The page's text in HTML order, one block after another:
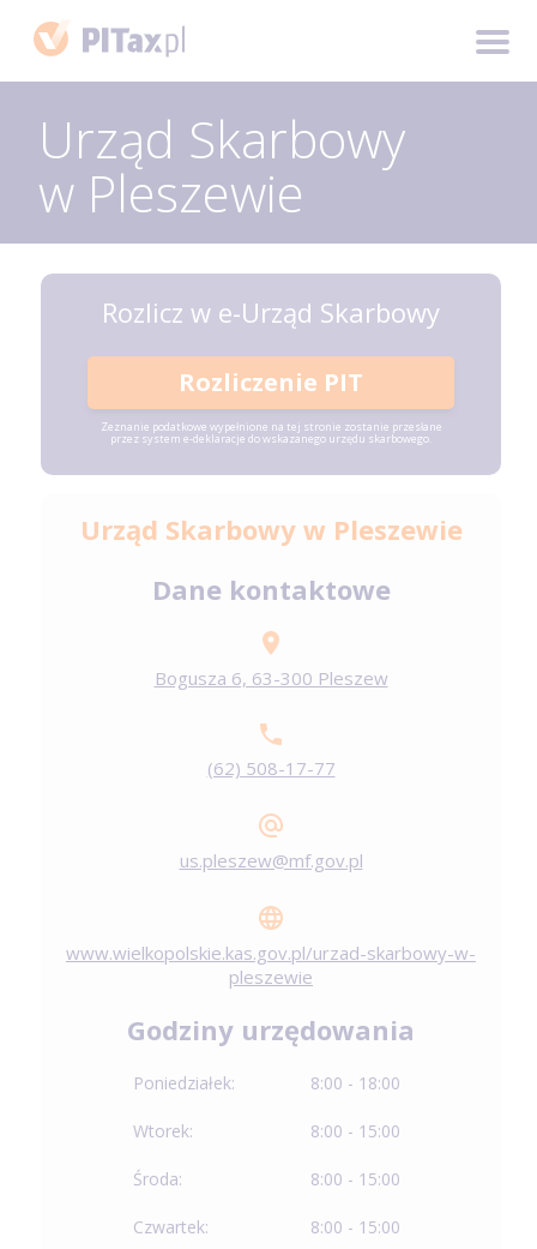
Urząd Skarbowy
w Pleszewie
Rozlicz w e-Urząd Skarbowy
Rozliczenie PIT
Zeznanie podatkowe wypełnione na tej stronie zostanie przesłane
przez system e-deklaracje do wskazanego urzędu skarbowego.
Urząd Skarbowy w Pleszewie
Dane kontaktowe
Bogusza 6, 63-300 Pleszew
(62) 508-17-77
us.pleszew@mf.gov.pl
www.wielkopolskie.kas.gov.pl/urzad-skarbowy-w-
pleszewie
Godziny urzędowania
Poniedziałek: 8:00 - 18:00
Wtorek: 8:00 - 15:00
Środa: 8:00 - 15:00
Czwartek: 8:00 - 15:00